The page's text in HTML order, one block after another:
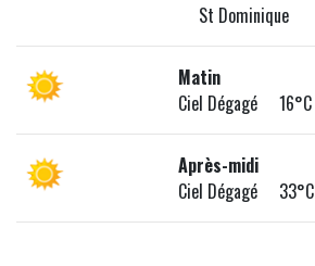
St Dominique
Matin
Ciel Dégagé 16°C
Après-midi
Ciel Dégagé 33°C